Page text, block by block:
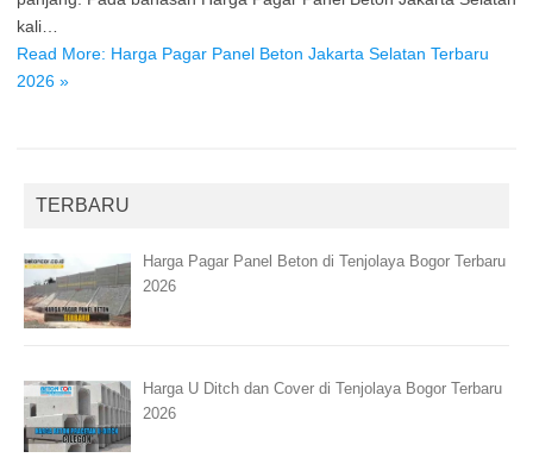
kali…
Read More: Harga Pagar Panel Beton Jakarta Selatan Terbaru
2026 »
TERBARU
Harga Pagar Panel Beton di Tenjolaya Bogor Terbaru
2026
Harga U Ditch dan Cover di Tenjolaya Bogor Terbaru
2026